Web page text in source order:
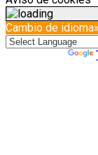
Cambio de idioma»